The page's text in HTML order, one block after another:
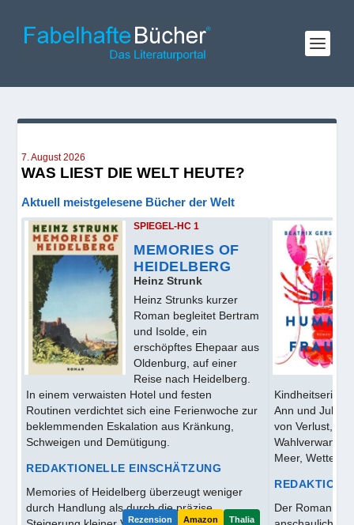
7. August 2026
WAS LIEST DIE WELT HEUTE?
Aktuell meistgelesene Bücher der Welt
SPIEGEL-HC 1
MEMORIES OF
HEIDELBERG
Heinz Strunk
Heinz Strunks kurzer
Roman begleitet Bertram
und Isolde, ein
erschöpftes Ehepaar aus
Oldenburg, auf einer
Reise nach Heidelberg.
In einem verwaisten Hotel und festen
Routinen verdichtet sich eine Ferienwoche zur
beklemmenden Eskalation aus Kränkung,
Schweigen und Demütigung.
REDAKTIONELLE EINSCHÄTZUNG
Memories of Heidelberg überzeugt weniger
durch Handlung als durch die präzise
Ann und Julie
von Verlust,
Meer, Wetter
Der Roman